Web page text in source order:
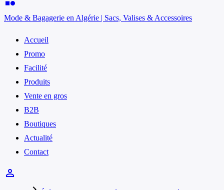
Mode & Bagagerie en Algérie | Sacs, Valises & Accessoires
Accueil
Promo
Facilité
Produits
Vente en gros
B2B
Boutiques
Actualité
Contact
person_outline